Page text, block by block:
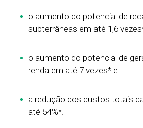
o aumento do potencial de
subterrâneas em até 1,6
o aumento do potencial de
renda em até 7 vezes* e
a redução dos custos totais
até 54%*.